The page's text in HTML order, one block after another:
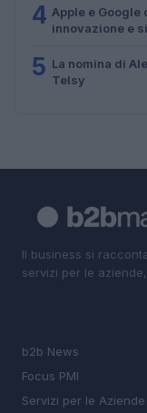
4 Apple e Google
innovazione e
5 La nomina di
Telsy
Il business si
servizi per le
b2b News
Focus PMI
Servizi per le Aziende